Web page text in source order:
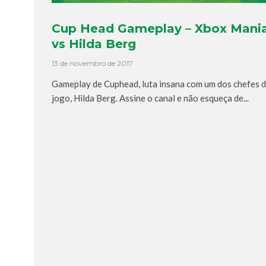
Cup Head Gameplay – Xbox
vs Hilda Berg
13 de novembro de 2017
Gameplay de Cuphead, luta insana com um dos chefes
jogo, Hilda Berg. Assine o canal e não esqueça de...